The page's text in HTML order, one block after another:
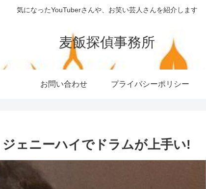
気になったYouTuberさんや、お笑い芸人さんを紹介します
麦飯探偵事務所
お問い合わせ プライバシーポリシー
ェニーハイでドラムが上手い!